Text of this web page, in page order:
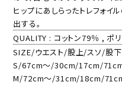
ヒップにあしらったトレフォイ
出する。
QUALITY : コットン79％ , ポ
SIZE/ウエスト/股上/スソ/股
S/67cm～/30cm/17cm/
M/72cm～/31cm/18cm/